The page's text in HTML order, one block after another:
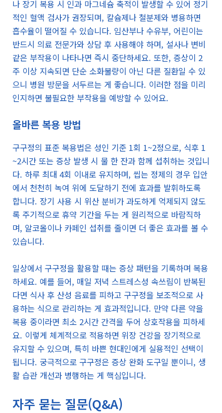
나 장기 복용 시 인과 마그네슘 축적이 발생할 수 있어 정기
적인 혈액 검사가 권장되며, 칼슘제나 철분제와 병용하면
흡수율이 떨어질 수 있습니다. 임산부나 수유부, 어린이는
반드시 의료 전문가와 상담 후 사용해야 하며, 설사나 변비
같은 부작용이 나타나면 즉시 중단하세요. 또한, 증상이 2
주 이상 지속되면 단순 소화불량이 아닌 다른 질환일 수 있
으니 병원 방문을 서두르는 게 좋습니다. 이러한 점을 미리
인지하면 불필요한 부작용을 예방할 수 있어요.
올바른 복용 방법
구구정의 표준 복용법은 성인 기준 1회 1~2정으로, 식후 1
~2시간 또는 증상 발생 시 물 한 잔과 함께 섭취하는 것입니
다. 하루 최대 4회 이내로 유지하며, 씹는 정제의 경우 입안
에서 천천히 녹여 위에 도달하기 전에 효과를 발휘하도록
합니다. 장기 사용 시 위산 분비가 과도하게 억제되지 않도
록 주기적으로 휴약 기간을 두는 게 원리적으로 바람직하
며, 알코올이나 카페인 섭취를 줄이면 더 좋은 효과를 볼 수
있습니다.
일상에서 구구정을 활용할 때는 증상 패턴을 기록하며 복용
하세요. 예를 들어, 매일 저녁 스트레스성 속쓰림이 반복된
다면 식사 후 산성 음료를 피하고 구구정을 보조적으로 사
용하는 식으로 관리하는 게 효과적입니다. 만약 다른 약을
복용 중이라면 최소 2시간 간격을 두어 상호작용을 피하세
요. 이렇게 체계적으로 적용하면 위장 건강을 장기적으로
유지할 수 있으며, 특히 바쁜 현대인에게 실용적인 선택이
됩니다. 궁극적으로 구구정은 증상 완화 도구일 뿐이니, 생
활 습관 개선과 병행하는 게 핵심입니다.
자주 묻는 질문(Q&A)